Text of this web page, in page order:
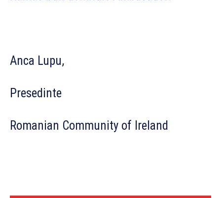
Anca Lupu,
Presedinte
Romanian Community of Ireland